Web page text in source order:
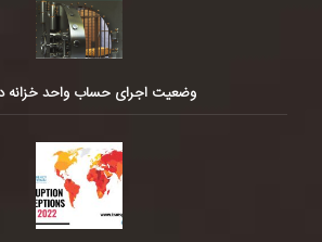
وضعیت اجرای حساب واحد خزانه